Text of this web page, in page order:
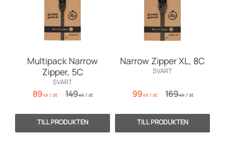
Multipack Narrow
Zipper, 5C
SVART
89KR /st 149KR /st
Narrow Zipper XL, 8C
SVART
99KR /st 169KR /st